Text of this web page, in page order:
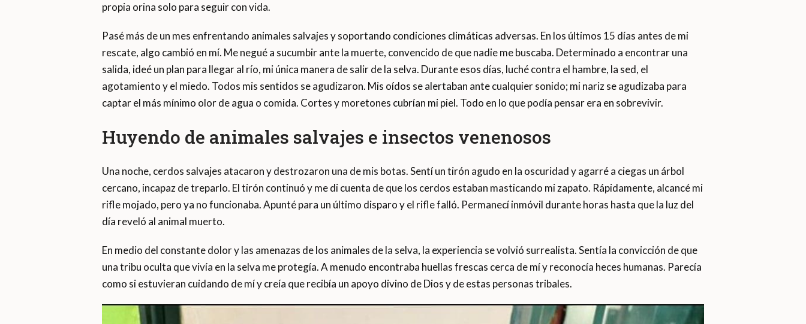
propia orina solo para seguir con vida.
Pasé más de un mes enfrentando animales salvajes y soportando condiciones climáticas adversas. En los últimos 15 días antes de mi
rescate, algo cambió en mí. Me negué a sucumbir ante la muerte, convencido de que nadie me buscaba. Determinado a encontrar una
salida, ideé un plan para llegar al río, mi única manera de salir de la selva. Durante esos días, luché contra el hambre, la sed, el
agotamiento y el miedo. Todos mis sentidos se agudizaron. Mis oídos se alertaban ante cualquier sonido; mi nariz se agudizaba para
captar el más mínimo olor de agua o comida. Cortes y moretones cubrían mi piel. Todo en lo que podía pensar era en sobrevivir.
Huyendo de animales salvajes e insectos venenosos
Una noche, cerdos salvajes atacaron y destrozaron una de mis botas. Sentí un tirón agudo en la oscuridad y agarré a ciegas un árbol
cercano, incapaz de treparlo. El tirón continuó y me di cuenta de que los cerdos estaban masticando mi zapato. Rápidamente, alcancé mi
rifle mojado, pero ya no funcionaba. Apunté para un último disparo y el rifle falló. Permanecí inmóvil durante horas hasta que la luz del
día reveló al animal muerto.
En medio del constante dolor y las amenazas de los animales de la selva, la experiencia se volvió surrealista. Sentía la convicción de que
una tribu oculta que vivía en la selva me protegía. A menudo encontraba huellas frescas cerca de mí y reconocía heces humanas. Parecía
como si estuvieran cuidando de mí y creía que recibía un apoyo divino de Dios y de estas personas tribales.